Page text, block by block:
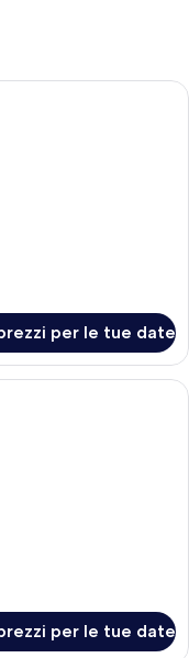
d'albergo con scrivania,
per le tue date
d'albergo con scrivania,
per le tue date